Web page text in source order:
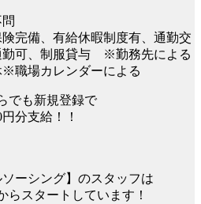
険完備、有給休暇制度有、通勤交
勤可、制服貸与 ※勤務先による
※職場カレンダーによる
でも新規登録で
分支給！！
ソーシング】のスタッフは
らスタートしています！